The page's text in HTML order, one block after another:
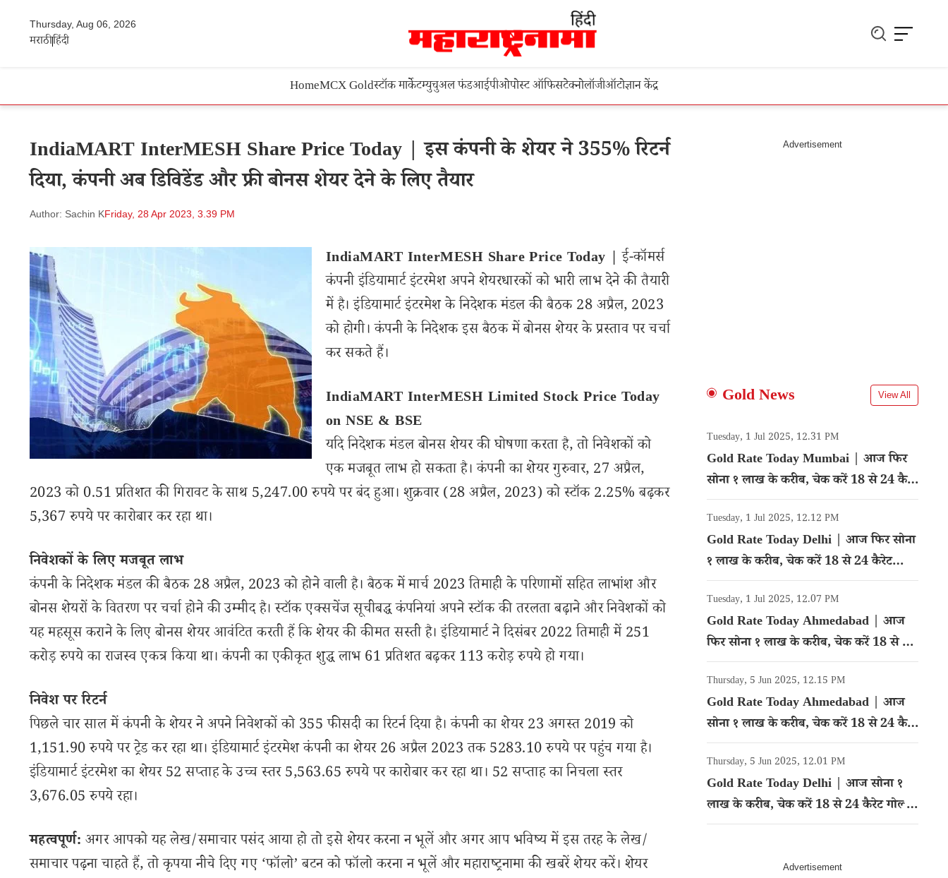
Thursday, Aug 06, 2026
मराठीहिंदी
HomeMCX Goldस्टॉक मार्केटम्युचुअल फंडआईपीओपोस्ट ऑफिसटेक्नोलॉजीऑटोज्ञान केंद्र
IndiaMART InterMESH Share Price Today | इस कंपनी के शेयर ने 355% रिटर्न
दिया, कंपनी अब डिविडेंड और फ्री बोनस शेयर देने के लिए तैयार
Author: Sachin KFriday, 28 Apr 2023, 3.39 PM
IndiaMART InterMESH Share Price Today | ई-कॉमर्स
कंपनी इंडियामार्ट इंटरमेश अपने शेयरधारकों को भारी लाभ देने की तैयारी
में है। इंडियामार्ट इंटरमेश के निदेशक मंडल की बैठक 28 अप्रैल, 2023
को होगी। कंपनी के निदेशक इस बैठक में बोनस शेयर के प्रस्ताव पर चर्चा
कर सकते हैं।
IndiaMART InterMESH Limited Stock Price Today
on NSE & BSE
यदि निदेशक मंडल बोनस शेयर की घोषणा करता है, तो निवेशकों को
एक मजबूत लाभ हो सकता है। कंपनी का शेयर गुरुवार, 27 अप्रैल,
2023 को 0.51 प्रतिशत की गिरावट के साथ 5,247.00 रुपये पर बंद हुआ। शुक्रवार (28 अप्रैल, 2023) को स्टॉक 2.25% बढ़कर
5,367 रुपये पर कारोबार कर रहा था।
निवेशकों के लिए मजबूत लाभ
कंपनी के निदेशक मंडल की बैठक 28 अप्रैल, 2023 को होने वाली है। बैठक में मार्च 2023 तिमाही के परिणामों सहित लाभांश और
बोनस शेयरों के वितरण पर चर्चा होने की उम्मीद है। स्टॉक एक्सचेंज सूचीबद्ध कंपनियां अपने स्टॉक की तरलता बढ़ाने और निवेशकों को
यह महसूस कराने के लिए बोनस शेयर आवंटित करती हैं कि शेयर की कीमत सस्ती है। इंडियामार्ट ने दिसंबर 2022 तिमाही में 251
करोड़ रुपये का राजस्व एकत्र किया था। कंपनी का एकीकृत शुद्ध लाभ 61 प्रतिशत बढ़कर 113 करोड़ रुपये हो गया।
निवेश पर रिटर्न
पिछले चार साल में कंपनी के शेयर ने अपने निवेशकों को 355 फीसदी का रिटर्न दिया है। कंपनी का शेयर 23 अगस्त 2019 को
1,151.90 रुपये पर ट्रेड कर रहा था। इंडियामार्ट इंटरमेश कंपनी का शेयर 26 अप्रैल 2023 तक 5283.10 रुपये पर पहुंच गया है।
इंडियामार्ट इंटरमेश का शेयर 52 सप्ताह के उच्च स्तर 5,563.65 रुपये पर कारोबार कर रहा था। 52 सप्ताह का निचला स्तर
3,676.05 रुपये रहा।
महत्वपूर्ण: अगर आपको यह लेख/समाचार पसंद आया हो तो इसे शेयर करना न भूलें और अगर आप भविष्य में इस तरह के लेख/
समाचार पढ़ना चाहते हैं, तो कृपया नीचे दिए गए ‘फॉलो’ बटन को फॉलो करना न भूलें और महाराष्ट्रनामा की खबरें शेयर करें। शेयर
Gold News View All
Tuesday, 1 Jul 2025, 12.31 PM
Gold Rate Today Mumbai | आज फिर
सोना १ लाख के करीब, चेक करें 18 से 24 कैरेट
गोल्ड का रेट
Tuesday, 1 Jul 2025, 12.12 PM
Gold Rate Today Delhi | आज फिर सोना
१ लाख के करीब, चेक करें 18 से 24 कैरेट
गोल्ड का रेट
Tuesday, 1 Jul 2025, 12.07 PM
Gold Rate Today Ahmedabad | आज
फिर सोना १ लाख के करीब, चेक करें 18 से 24
कैरेट गोल्ड का रेट
Thursday, 5 Jun 2025, 12.15 PM
Gold Rate Today Ahmedabad | आज
सोना १ लाख के करीब, चेक करें 18 से 24 कैरेट
गोल्ड का रेट
Thursday, 5 Jun 2025, 12.01 PM
Gold Rate Today Delhi | आज सोना १
लाख के करीब, चेक करें 18 से 24 कैरेट गोल्ड
का रेट